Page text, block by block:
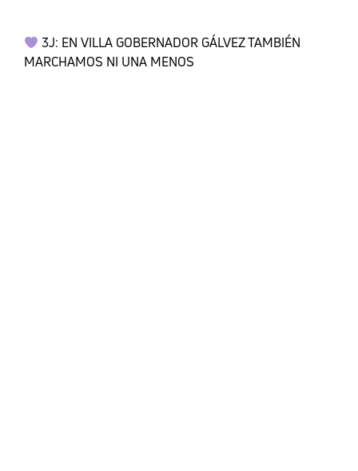
3J: EN VILLA GOBERNADOR GÁLVEZ TAMBIÉN
MARCHAMOS NI UNA MENOS